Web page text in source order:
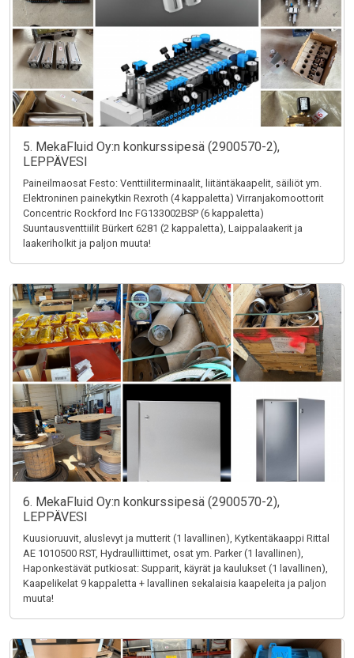
5. MekaFluid Oy:n konkurssipesä (2900570-2),
LEPPÄVESI
Paineilmaosat Festo: Venttiiliterminaalit, liitäntäkaapelit, säiliöt ym.
Elektroninen painekytkin Rexroth (4 kappaletta) Virranjakomoottorit
Concentric Rockford Inc FG133002BSP (6 kappaletta)
Suuntausventtiilit Bürkert 6281 (2 kappaletta), Laippalaakerit ja
laakeriholkit ja paljon muuta!
6. MekaFluid Oy:n konkurssipesä (2900570-2),
LEPPÄVESI
Kuusioruuvit, aluslevyt ja mutterit (1 lavallinen), Kytkentäkaappi Rittal
AE 1010500 RST, Hydraulliittimet, osat ym. Parker (1 lavallinen),
Haponkestävät putkiosat: Supparit, käyrät ja kaulukset (1 lavallinen),
Kaapelikelat 9 kappaletta + lavallinen sekalaisia kaapeleita ja paljon
muuta!